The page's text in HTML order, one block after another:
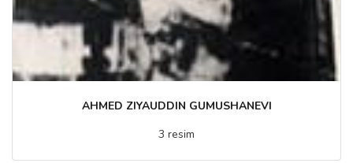
AHMED ZIYAUDDIN GUMUSHANEVI
3 resim